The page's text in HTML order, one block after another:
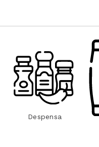
Despensa